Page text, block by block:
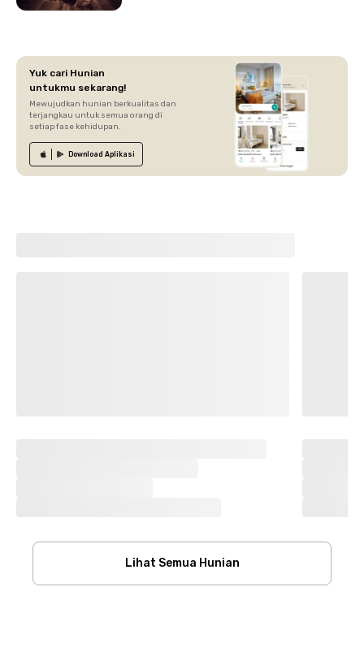
Yuk cari Hunian
untukmu sekarang!
Mewujudkan hunian berkualitas dan
terjangkau untuk semua orang di
setiap fase kehidupan.
Download Aplikasi
Lihat Semua Hunian